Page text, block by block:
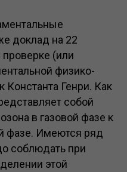
доклад на 22
(или
физико-
Константа Генри. Как
собой
в газовой фазе к
фазе. Имеются ряд
соблюдать при
этой